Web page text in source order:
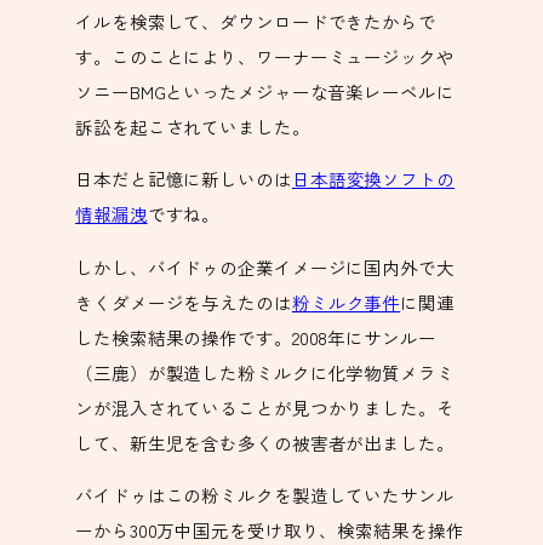
イルを検索して、ダウンロードできたからで
す。このことにより、ワーナーミュージックや
ソニーBMGといったメジャーな音楽レーベルに
訴訟を起こされていました。
日本だと記憶に新しいのは 日本語変換ソフトの
情報漏洩ですね。
しかし、バイドゥの企業イメージに国内外で大
きくダメージを与えたのは粉ミルク事件に関連
した検索結果の操作です。2008年にサンルー
（三鹿）が製造した粉ミルクに化学物質メラミ
ンが混入されていることが見つかりました。そ
して、新生児を含む多くの被害者が出ました。
バイドゥはこの粉ミルクを製造していたサンル
ーから300万中国元を受け取り、検索結果を操作